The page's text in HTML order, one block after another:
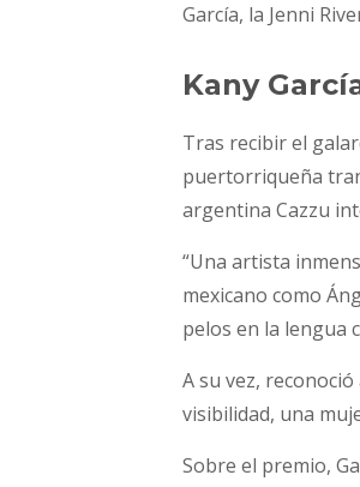
García, la Jenni
Kany
Tras recibir el
puertorriqueña
argentina Cazzu
“Una artista
mexicano como
pelos en la lengua
A su vez,
visibilidad, una
Sobre el premio,